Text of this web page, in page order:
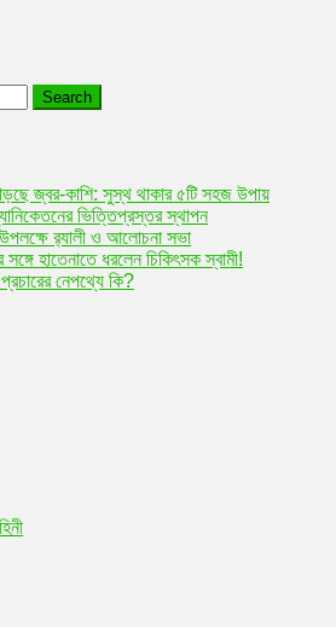
জ্বর-কাশি: সুস্থ থাকার ৫টি সহজ উপায়
ভিত্তিপ্রস্তর স্থাপন
উপলক্ষে র‌্যালী ও আলোচনা সভা
হাতেনাতে ধরলেন চিকিৎসক স্বামী!
প্রচারের নেপথ্যে কি?